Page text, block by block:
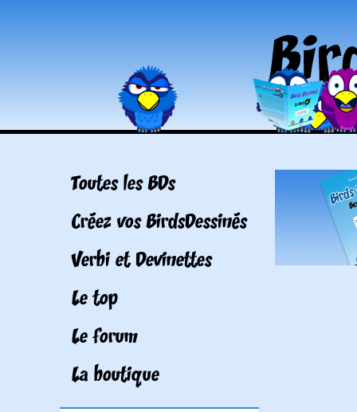
Toutes les BDs
Créez vos BirdsDessinés
Verbi et Devinettes
Le top
Le forum
La boutique